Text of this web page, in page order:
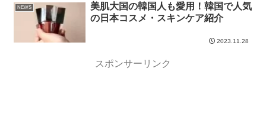
NEWS
美肌大国の韓国人も愛用！韓国で人気
の日本コスメ・スキンケア紹介
2023.11.28
スポンサーリンク